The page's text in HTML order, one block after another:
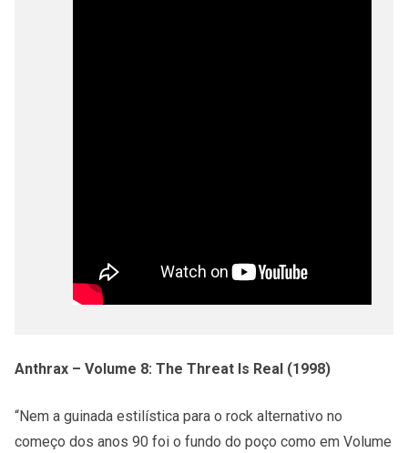
Anthrax – Volume 8: The Threat Is Real (1998)
“Nem a guinada estilística para o rock alternativo no
começo dos anos 90 foi o fundo do poço como em Volume